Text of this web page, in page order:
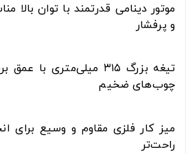
موتور دینامی قدرتمند با توان بالا
و پرفشار
تیغه بزرگ ۳۱۵ میلی‌متری
چوب‌های ضخیم
میز کار فلزی مقاوم و وسیع برای
راحت‌تر